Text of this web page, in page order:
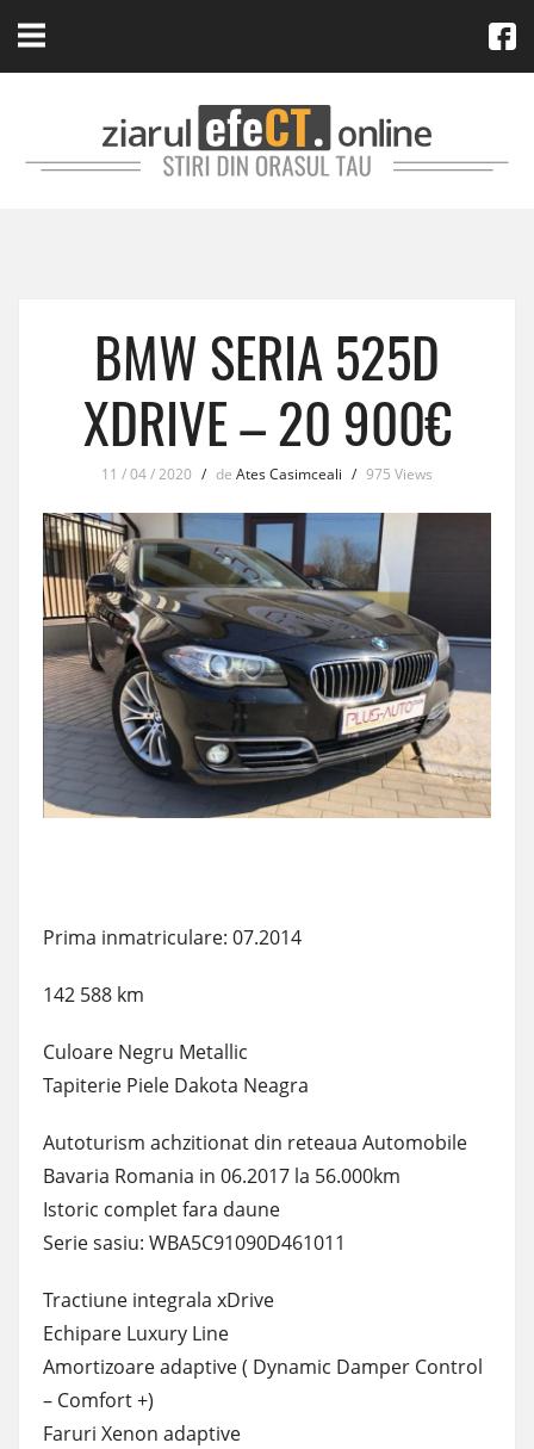
BMW SERIA 525D
XDRIVE – 20 900€
11 / 04 / 2020 / de Ates Casimceali / 975 Views
Prima inmatriculare: 07.2014
142 588 km
Culoare Negru Metallic
Tapiterie Piele Dakota Neagra
Autoturism achzitionat din reteaua Automobile
Bavaria Romania in 06.2017 la 56.000km
Istoric complet fara daune
Serie sasiu: WBA5C91090D461011
Tractiune integrala xDrive
Echipare Luxury Line
Amortizoare adaptive ( Dynamic Damper Control
– Comfort +)
Faruri Xenon adaptive